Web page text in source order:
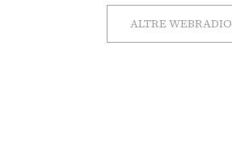
ALTRE WEBRADIO